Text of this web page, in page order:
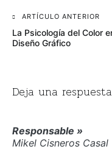
Navegación
de
ARTÍCULO ANTERIOR
La Psicología del Color
Diseño Gráfico
Deja una respuesta
Responsable »
Mikel Cisneros